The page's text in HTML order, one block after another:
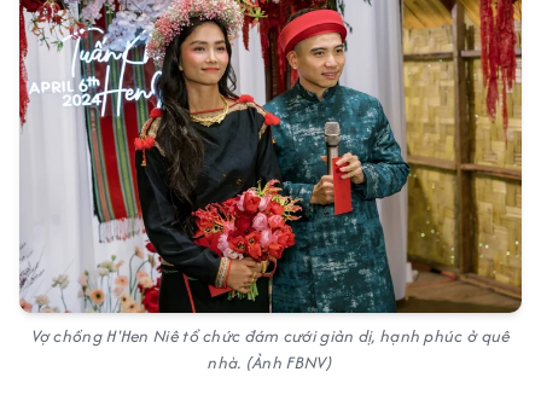
Vợ chồng H'Hen Niê tổ chức đám cưới giản dị, hạnh phúc ở quê
nhà. (Ảnh FBNV)